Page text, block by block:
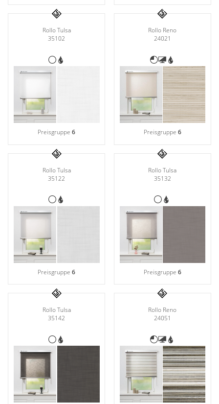
Rollo Tulsa
35102
Preisgruppe6
Rollo Reno
24021
Preisgruppe 6
Rollo Tulsa
35122
Preisgruppe6
Rollo Tulsa
35132
Preisgruppe 6
Rollo Tulsa
35142
Rollo Reno
24051